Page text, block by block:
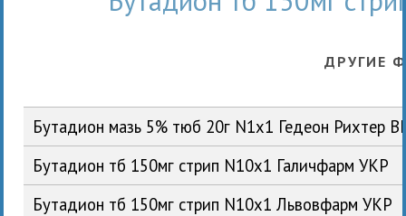
ДРУГИЕ
Бутадион мазь 5% тюб 20г N1x1 Гедеон Рихтер
Бутадион тб 150мг стрип N10x1 Галичфарм УКР
Бутадион тб 150мг стрип N10x1 Львовфарм УКР